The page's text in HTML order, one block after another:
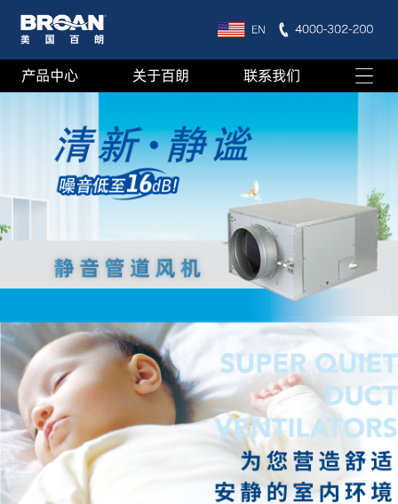
产品中心 关于百朗 联系我们